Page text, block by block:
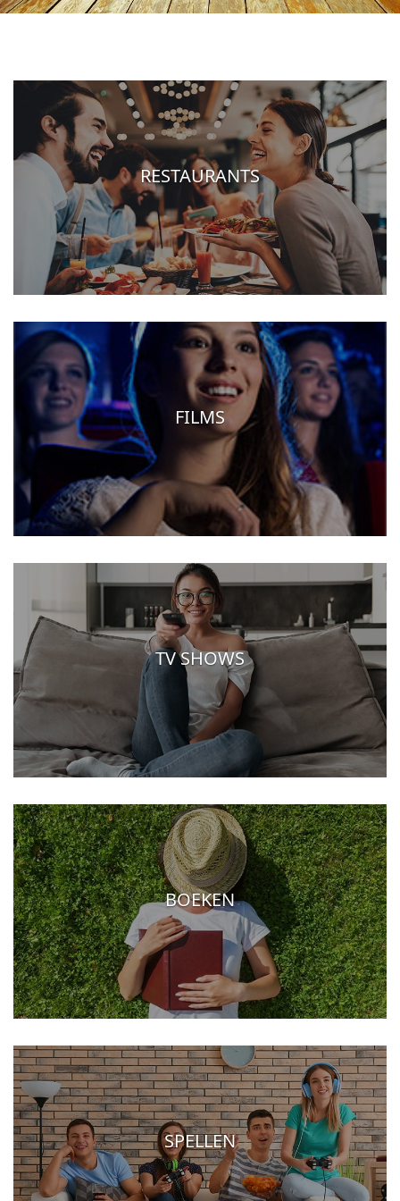
RESTAURANTS
FILMS
TV SHOWS
BOEKEN
SPELLEN